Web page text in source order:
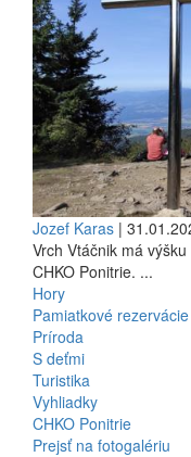
Jozef Karas |
Vrch Vtáčnik má
CHKO Ponitrie. ...
Hory
Pamiatkové rezervácie
Príroda
S deťmi
Turistika
Vyhliadky
CHKO Ponitrie
Prejsť na fotogalériu